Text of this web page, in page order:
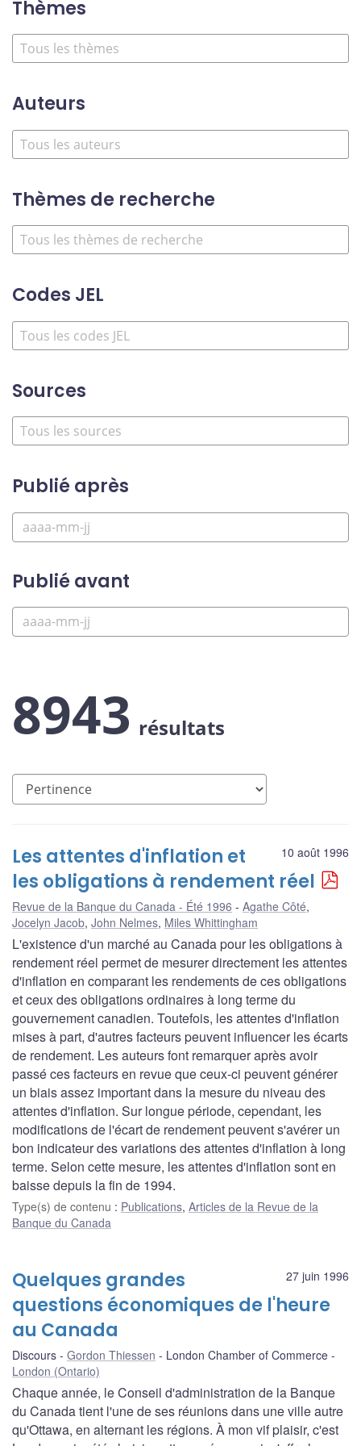
Thèmes
Auteurs
Thèmes de recherche
Codes JEL
Sources
Publié après
Publié avant
8943 résultats
10 août 1996
Les attentes d'inflation et
les obligations à rendement réel
Revue de la Banque du Canada - Été 1996 Agathe Côté,
Jocelyn Jacob, John Nelmes, Miles Whittingham
L'existence d'un marché au Canada pour les obligations à
rendement réel permet de mesurer directement les attentes
d'inflation en comparant les rendements de ces obligations
et ceux des obligations ordinaires à long terme du
gouvernement canadien. Toutefois, les attentes d'inflation
mises à part, d'autres facteurs peuvent influencer les écarts
de rendement. Les auteurs font remarquer après avoir
passé ces facteurs en revue que ceux-ci peuvent générer
un biais assez important dans la mesure du niveau des
attentes d'inflation. Sur longue période, cependant, les
modifications de l'écart de rendement peuvent s'avérer un
bon indicateur des variations des attentes d'inflation à long
terme. Selon cette mesure, les attentes d'inflation sont en
baisse depuis la fin de 1994.
Type(s) de contenu : Publications, Articles de la Revue de la
Banque du Canada
27 juin 1996
Quelques grandes
questions économiques de l'heure
au Canada
Discours Gordon Thiessen
London Chamber of Commerce
London (Ontario)
Chaque année, le Conseil d'administration de la Banque
du Canada tient l'une de ses réunions dans une ville autre
qu'Ottawa, en alternant les régions. À mon vif plaisir, c'est